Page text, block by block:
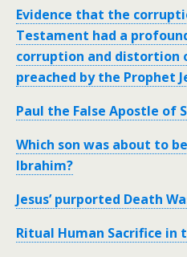
Evidence that the
Testament had a
corruption and distortion
preached by the Prophet
Paul the False Apostle of
Which son was about to
Ibrahim?
Jesus’ purported Death
Ritual Human Sacrifice in